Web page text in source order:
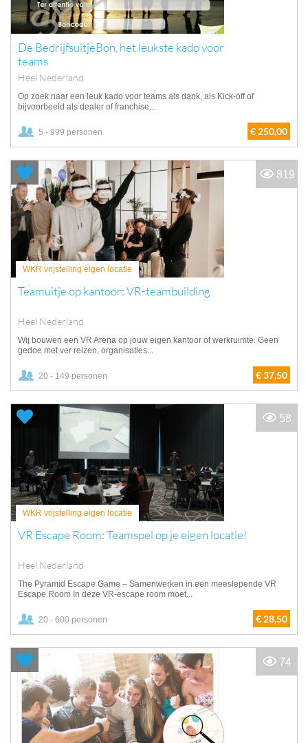
De BedrijfsuitjeBon, het leukste kado voor
teams
Heel Nederland
Op zoek naar een leuk kado voor teams als dank, als Kick-off of
bijvoorbeeld als dealer of franchise...
5 - 999 personen € 250,00
WKR vrijstelling eigen locatie
Teamuitje op kantoor: VR-teambuilding
Heel Nederland
Wij bouwen een VR Arena op jouw eigen kantoor of werkruimte. Geen
gedoe met ver reizen, organisaties...
20 - 149 personen € 37,50
819
WKR vrijstelling eigen locatie
VR Escape Room: Teamspel op je eigen locatie!
Heel Nederland
The Pyramid Escape Game – Samenwerken in een meeslepende VR
Escape Room In deze VR-escape room moet...
20 - 600 personen € 28,50
58
74